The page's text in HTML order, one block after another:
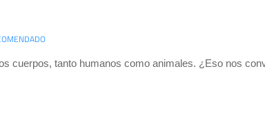
cuerpos, tanto humanos como animales. ¿Eso nos